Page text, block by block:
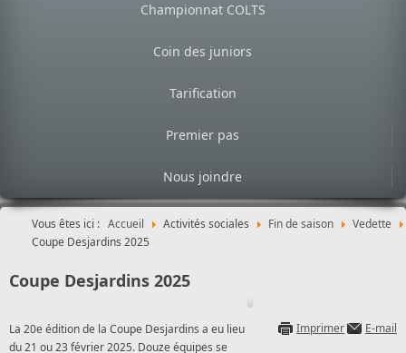
Championnat COLTS
Coin des juniors
Tarification
Premier pas
Nous joindre
Vous êtes ici : Accueil Activités sociales Fin de saison
Vedette
Coupe Desjardins 2025
Coupe Desjardins 2025
Imprimer E-mail
La 20e édition de la Coupe Desjardins a eu lieu
du 21 ou 23 février 2025. Douze équipes se